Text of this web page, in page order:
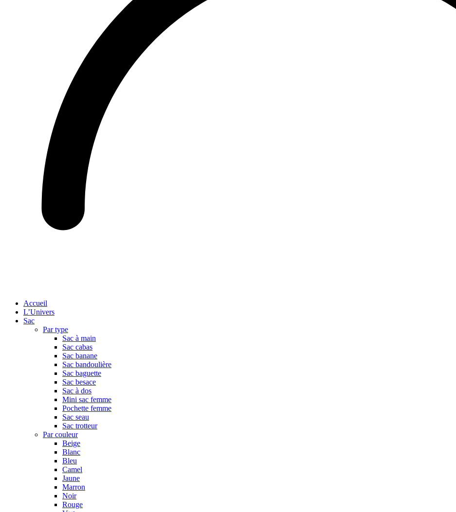
Accueil
L’Univers
Sac
Par type
Sac à main
Sac cabas
Sac banane
Sac bandoulière
Sac baguette
Sac besace
Sac à dos
Mini sac femme
Pochette femme
Sac seau
Sac trotteur
Par couleur
Beige
Blanc
Bleu
Camel
Jaune
Marron
Noir
Rouge